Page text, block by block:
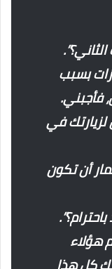
بسبب
فأجبني.
لزيارتك في
أن تكون
هؤلاء